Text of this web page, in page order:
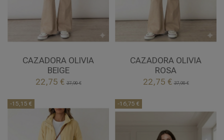
CAZADORA OLIVIA
BEIGE
22,75 €37,90 €
2XL
BEIGE
 Añadir al carrito
CAZADORA OLIVIA
ROSA
22,75 €37,90 €
S L 2XL
ROSA
 Añadir al carrito
-15,15 € -16,75 €